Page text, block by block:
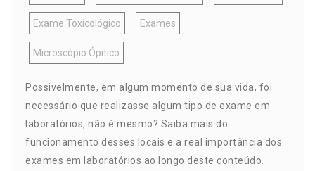
Exame Toxicológico Exames
Microscópio Ópitico
Possivelmente, em algum momento de sua vida, foi
necessário que realizasse algum tipo de exame em
laboratórios, não é mesmo? Saiba mais do
funcionamento desses locais e a real importância dos
exames em laboratórios ao longo deste conteúdo.